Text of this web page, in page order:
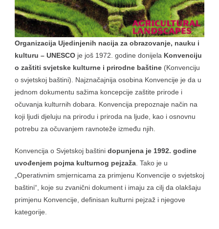
Organizacija Ujedinjenih nacija za obrazovanje, nauku i
kulturu – UNESCO je još 1972. godine donijela Konvenciju
o zaštiti svjetske kulturne i prirodne baštine (Konvenciju
o svjetskoj baštini). Najznačajnija osobina Konvencije je da u
jednom dokumentu sažima koncepcije zaštite prirode i
očuvanja kulturnih dobara. Konvencija prepoznaje način na
koji ljudi djeluju na prirodu i priroda na ljude, kao i osnovnu
potrebu za očuvanjem ravnoteže između njih.
Konvencija o Svjetskoj baštini dopunjena je 1992. godine
uvođenjem pojma kulturnog pejzaža . Tako je u
„Operativnim smjernicama za primjenu Konvencije o svjetskoj
baštini“, koje su zvanični dokument i imaju za cilj da olakšaju
primjenu Konvencije, definisan kulturni pejzaž i njegove
kategorije.